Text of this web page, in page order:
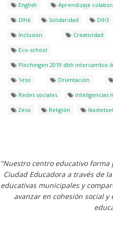
English
Aprendizaje
Dlh6
Solidaridad Dlh3
Inclusión
Creatividad
Eco-school
Plochingen 2019 dbh intercambio
1eso
Orientación
Redes sociales
Inteligencias
2eso
Religión
"Nuestro centro educativo
Ciudad Educadora a través de
educativas municipales y
avanzar en cohesión social